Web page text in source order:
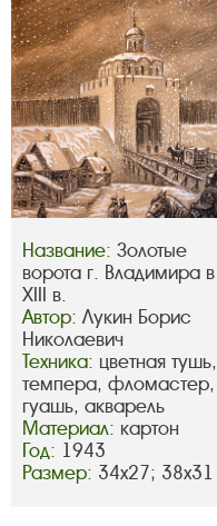
Название: Золотые
ворота г. Владимира в
XIII в.
Автор: Лукин Борис
Николаевич
Техника: цветная тушь,
темпера, фломастер,
гуашь, акварель
Материал: картон
Год: 1943
Размер: 34х27; 38х31